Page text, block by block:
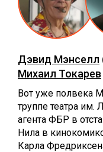
Дэвид Мэнселл
Михаил Токарев
Вот уже полвека
труппе театра им.
агента ФБР в
Нила в
Карла